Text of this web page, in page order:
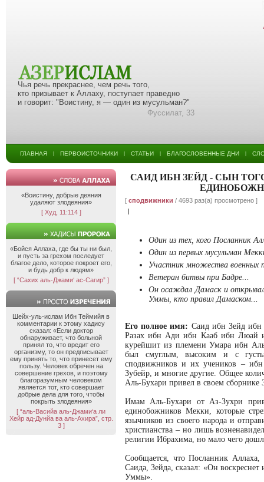
Чья речь прекраснее, чем речь того,
кто призывает к Аллаху, поступает праведно
и говорит: "Воистину, я — один из мусульман?"
Фуссилат, 33
ГЛАВНАЯ ПЕРВОИСТОЧНИКИ СТАТЬИ БЛАГОСЛОВЕННЫЕ ДНИ
«Воистину, добрые деяния
удаляют злодеяния»
[ Худ, 11:114 ]
«Бойся Аллаха, где бы ты ни был,
и пусть за грехом последует
благое дело, которое покроет его,
и будь добр к людям»
[ “Сахих аль-Джами‘ ас-Сагир” ]
Шейх-уль-ислам Ибн Теймийя в
комментарии к этому хадису
сказал: «Если доктор
обнаруживает, что больной
принял то, что вредит его
организму, то он предписывает
ему принять то, что принесет ему
пользу. Человек обречен на
совершение грехов, и поэтому
благоразумным человеком
является тот, кто совершает
добрые дела для того, чтобы
покрыть злодеяния»
[ “аль-Васийа аль-Джами‘а ли
Хейр ад-Дунйа ва аль-Ахира”, стр.
3 ]
САИД ИБН ЗЕЙД - СЫН
[ сподвижники / 4693 раз(а) просмотрено ]
|
Один из тех, кого Посланник
Один из первых мусульман
Участник множества военных
Ветеран битвы при Бадре...
Он осаждал Дамаск и
Уммы, кто правил Дамаском...
Его полное имя: Саид ибн Зейд
Разах ибн Ади ибн Кааб ибн Люай
курейшит из племени Умара ибн
был смуглым, высоким и с
сподвижников и их учеников –
Зубейр, и многие другие. Общее
Аль-Бухари привел в своем сборнике
Имам Аль-Бухари от Аз-Зухри
единобожников Мекки, которые
язычников из своего народа и
христианства – но лишь
религии Ибрахима, но мало чего
Сообщается, что Посланник Аллаха,
Саида, Зейда, сказал: «Он
Уммы».